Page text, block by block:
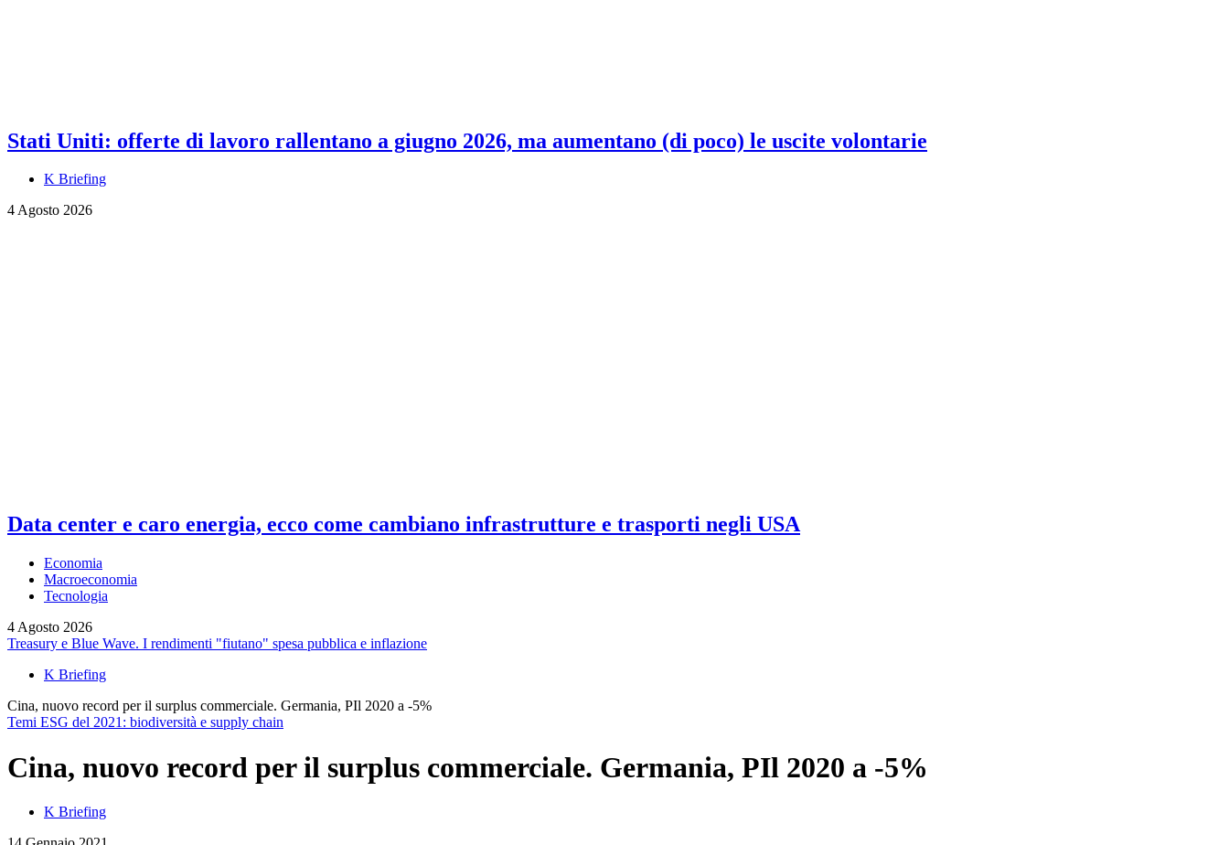
Stati Uniti: offerte di lavoro rallentano a giugno 2026, ma aumentano (di poco) le uscite volontarie
K Briefing
4 Agosto 2026
Data center e caro energia, ecco come cambiano infrastrutture e trasporti negli USA
Economia
Macroeconomia
Tecnologia
4 Agosto 2026
Treasury e Blue Wave. I rendimenti "fiutano" spesa pubblica e inflazione
K Briefing
Cina, nuovo record per il surplus commerciale. Germania, PIl 2020 a -5%
Temi ESG del 2021: biodiversità e supply chain
Cina, nuovo record per il surplus commerciale. Germania, PIl 2020 a -5%
K Briefing